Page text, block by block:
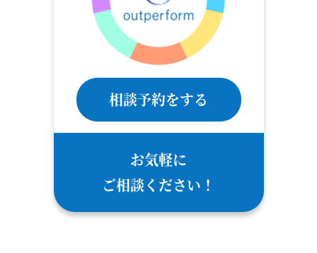
相談予約をする
お気軽に
ご相談ください！